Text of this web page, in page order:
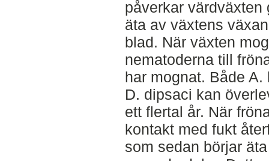
påverkar värdväxten
äta av växtens
blad. När växten
nematoderna till
har mognat. Både A.
D. dipsaci kan
ett flertal år. När
kontakt med fukt
som sedan börjar